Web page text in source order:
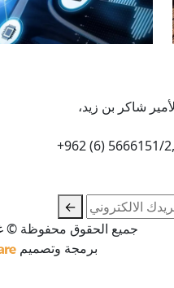
الأمير شاكر بن زيد،
←
جميع الحقوق محفوظة ©
برمجة وتصميم